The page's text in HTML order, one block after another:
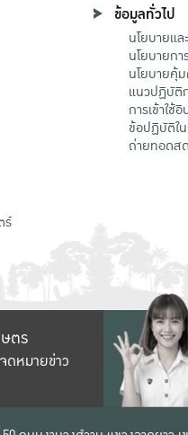
ข้อมูลทั่วไป
นโยบายแ
นโยบายกา
นโยบายคุ้
แนวปฏิบัติ
การเข้าใช้
ข้อปฏิบัติใ
ถ่ายทอดสด
ร์
ตร
หมายข่าว